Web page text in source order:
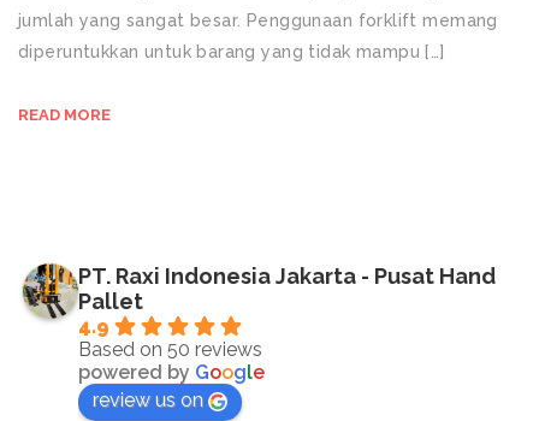
jumlah yang sangat besar. Penggunaan forklift memang
diperuntukkan untuk barang yang tidak mampu […]
READ MORE
PT. Raxi Indonesia Jakarta - Pusat Hand
Pallet
4.9
Based on 50 reviews
powered by Google
review us on